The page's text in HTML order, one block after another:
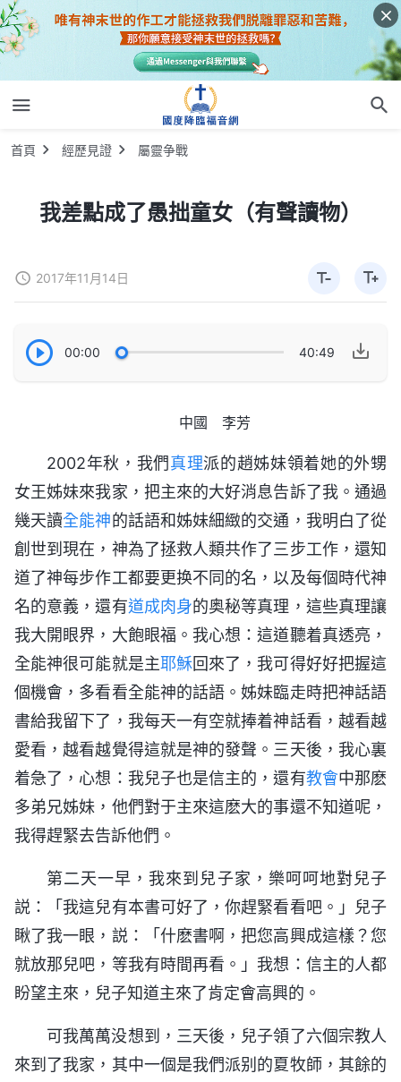
首頁 經歷見證 屬靈争戰
我差點成了愚拙童女（有聲讀物）
2017年11月14日
00:00 40:49
中國 李芳
2002年秋，我們真理派的趙姊妹領着她的外甥
女王姊妹來我家，把主來的大好消息告訴了我。通過
幾天讀全能神的話語和姊妹細緻的交通，我明白了從
創世到現在，神為了拯救人類共作了三步工作，還知
道了神每步作工都要更换不同的名，以及每個時代神
名的意義，還有道成肉身的奥秘等真理，這些真理讓
我大開眼界，大飽眼福。我心想：這道聽着真透亮，
全能神很可能就是主耶穌回來了，我可得好好把握這
個機會，多看看全能神的話語。姊妹臨走時把神話語
書給我留下了，我每天一有空就捧着神話看，越看越
愛看，越看越覺得這就是神的發聲。三天後，我心裏
着急了，心想：我兒子也是信主的，還有教會中那麽
多弟兄姊妹，他們對于主來這麽大的事還不知道呢，
我得趕緊去告訴他們。
第二天一早，我來到兒子家，樂呵呵地對兒子
説：「我這兒有本書可好了，你趕緊看看吧。」兒子
瞅了我一眼，説：「什麽書啊，把您高興成這樣？您
就放那兒吧，等我有時間再看。」我想：信主的人都
盼望主來，兒子知道主來了肯定會高興的。
可我萬萬没想到，三天後，兒子領了六個宗教人
來到了我家，其中一個是我們派别的夏牧師，其餘的